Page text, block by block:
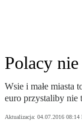
Polacy
Wsie i małe miasta
euro przystaliby nie
Aktualizacja: 04.07.2016 08:14